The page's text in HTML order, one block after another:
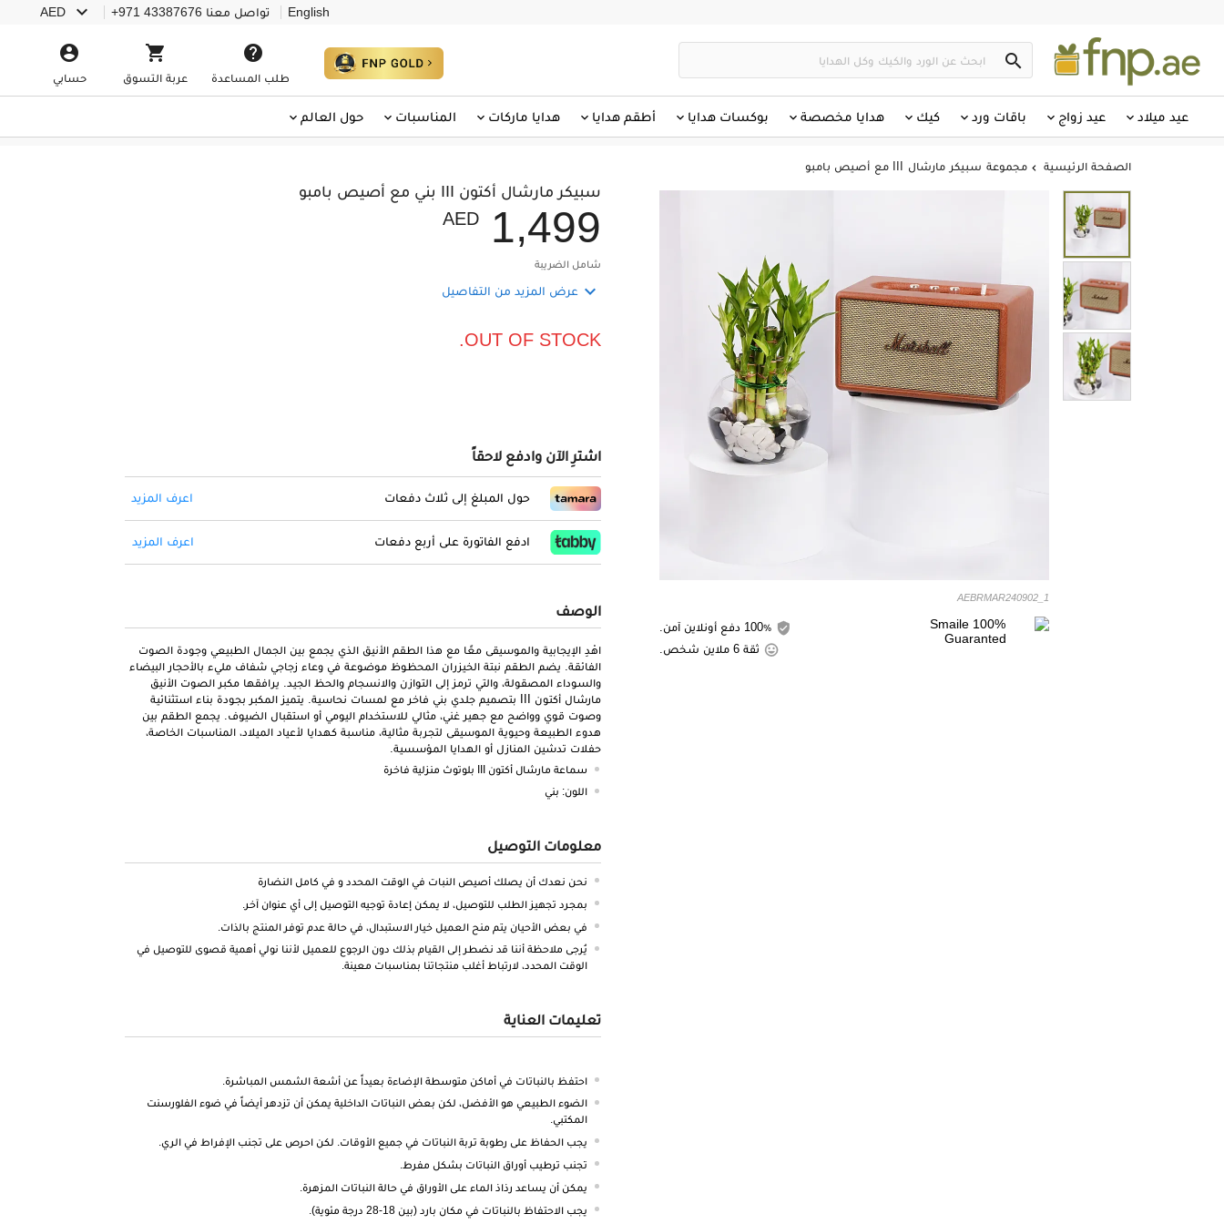
English تواصل معنا +971 43387676
AED 


طلب المساعدة

عربة التسوق

حسابي
عيد ميلاد عيد زواج باقات ورد كيك هدايا مخصصة بوكسات هدايا أطقم هدايا هدايا ماركات المناسبات حول العالم
الصفحة الرئيسية  مجموعة سبيكر مارشال III مع أصيص بامبو
AEBRMAR240902_1
ثقة 6 ملاين شخص.
سبيكر مارشال أكتون III بني مع أصيص بامبو
AED 1,499
شامل الضريبة
 عرض المزيد من التفاصيل
OUT OF STOCK.
اشترِ الآن وادفع لاحقاً
حول المبلغ إلى ثلاث دفعات اعرف المزيد
ادفع الفاتورة على أربع دفعات اعرف المزيد
الوصف
اهْدِ الإيجابية والموسيقى معًا مع هذا الطقم الأنيق الذي يجمع بين الجمال الطبيعي وجودة الصوت
الفائقة. يضم الطقم نبتة الخيزران المحظوظ موضوعة في وعاء زجاجي شفاف مليء بالأحجار البيضاء
والسوداء المصقولة، والتي ترمز إلى التوازن والانسجام والحظ الجيد. يرافقها مكبر الصوت الأنيق
مارشال أكتون III بتصميم جلدي بني فاخر مع لمسات نحاسية. يتميز المكبر بجودة بناء استثنائية
وصوت قوي وواضح مع جهير غني، مثالي للاستخدام اليومي أو استقبال الضيوف. يجمع الطقم بين
هدوء الطبيعة وحيوية الموسيقى لتجربة مثالية، مناسبة كهدايا لأعياد الميلاد، المناسبات الخاصة،
حفلات تدشين المنازل أو الهدايا المؤسسية.
سماعة مارشال أكتون III بلوتوث منزلية فاخرة
اللون: بني
معلومات التوصيل
نحن نعدك أن يصلك أصيص النبات في الوقت المحدد و في كامل النضارة
بمجرد تجهيز الطلب للتوصيل، لا يمكن إعادة توجيه التوصيل إلى أي عنوان آخر.
في بعض الأحيان يتم منح العميل خيار الاستبدال، في حالة عدم توفر المنتج بالذات.
يُرجى ملاحظة أننا قد نضطر إلى القيام بذلك دون الرجوع للعميل لأننا نولي أهمية قصوى للتوصيل في
الوقت المحدد، لارتباط أغلب منتجاتنا بمناسبات معينة.
تعليمات العناية
احتفظ بالنباتات في أماكن متوسطة الإضاءة بعيداً عن أشعة الشمس المباشرة.
الضوء الطبيعي هو الأفضل، لكن بعض النباتات الداخلية يمكن أن تزدهر أيضاً في ضوء الفلورسنت
المكتبي.
يجب الحفاظ على رطوبة تربة النباتات في جميع الأوقات. لكن احرص على تجنب الإفراط في الري.
تجنب ترطيب أوراق النباتات بشكل مفرط.
يمكن أن يساعد رذاذ الماء على الأوراق في حالة النباتات المزهرة.
يجب الاحتفاظ بالنباتات في مكان بارد (بين 18-28 درجة مئوية).